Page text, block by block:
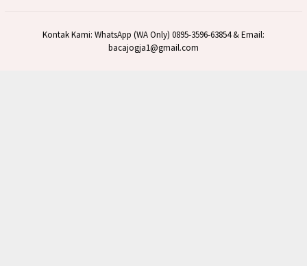
Kontak Kami: WhatsApp (WA Only) 0895-3596-63854 & Email:
bacajogja1@gmail.com